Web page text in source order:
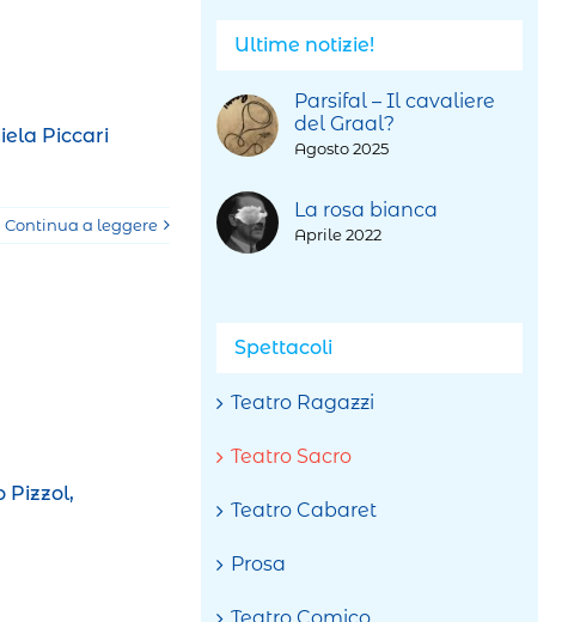
Piccari
Continua a leggere
Pizzol,
Ultime notizie!
Parsifal – Il cavaliere
del Graal?
Agosto 2025
La rosa bianca
Aprile 2022
Spettacoli
Teatro Ragazzi
Teatro Sacro
Teatro Cabaret
Prosa